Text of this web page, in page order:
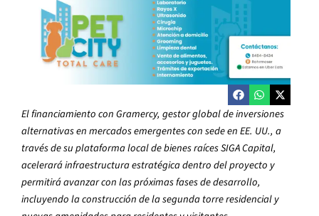
El financiamiento con Gramercy, gestor global de inversiones
alternativas en mercados emergentes con sede en EE. UU., a
través de su plataforma local de bienes raíces SIGA Capital,
acelerará infraestructura estratégica dentro del proyecto y
permitirá avanzar con las próximas fases de desarrollo,
incluyendo la construcción de la segunda torre residencial y